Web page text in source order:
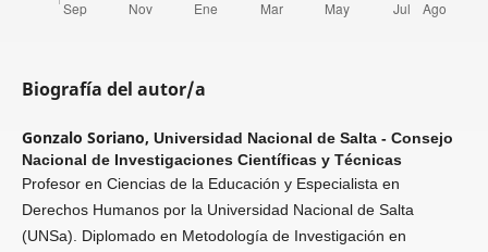
Biografía del autor/a
Gonzalo Soriano, Universidad Nacional de Salta - Consejo
Nacional de Investigaciones Científicas y Técnicas
Profesor en Ciencias de la Educación y Especialista en
Derechos Humanos por la Universidad Nacional de Salta
(UNSa). Diplomado en Metodología de Investigación en